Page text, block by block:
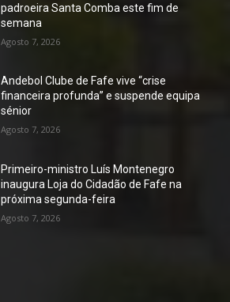
padroeira Santa Comba este fim de
semana
Agosto 7, 2026
Andebol Clube de Fafe vive “crise
financeira profunda” e suspende equipa
sénior
Agosto 7, 2026
Primeiro-ministro Luís Montenegro
inaugura Loja do Cidadão de Fafe na
próxima segunda-feira
Agosto 7, 2026